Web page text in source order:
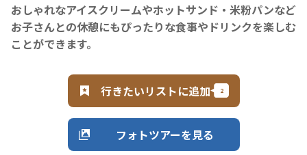
おしゃれなアイスクリームやホットサンド・米粉パンなど
お子さんとの休憩にもぴったりな食事やドリンクを楽しむ
ことができます。
行きたいリストに追加
フォトツアーを見る